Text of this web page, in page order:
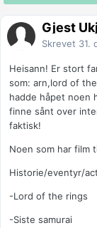
Gjest
Skrevet 31.
Heisann! Er stort
som: arn,lord of
hadde håpet noen
finne sånt over
faktisk!
Noen som har film
Historie/eventyr/
-Lord of the rings
-Siste samurai